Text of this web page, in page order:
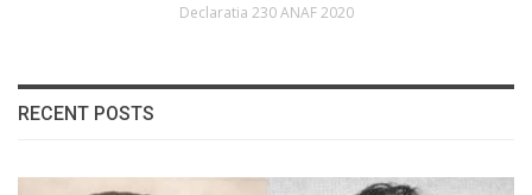
Declaratia 230 ANAF 2020
RECENT POSTS